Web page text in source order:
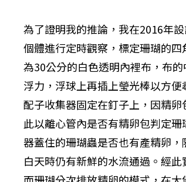
為了證明我的推論，我在2016年
個體進行定時觀察，標定珊瑚的
為30公分的白色透明內裡布，布
浮力，浮球上再插上瑩光棒以方
配子收集器固定在釘子上，因精
此以離心管內是否有精卵包判定
器蓋住的珊瑚蟲是否也有產精卵
白天時仍有新鮮的水流通過。經